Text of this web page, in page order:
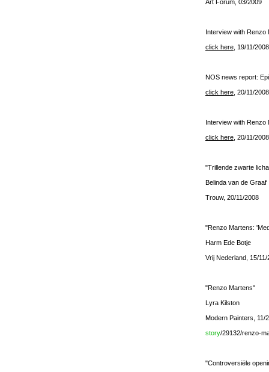
Art Forum, 03/2009
Interview with Renzo
click here , 19/11/2008
NOS news report:
click here , 20/11/2008
Interview with Renzo
click here , 20/11/2008
"Trillende zwarte
Belinda van de Graaf
Trouw, 20/11/2008
"Renzo Martens:
Harm Ede Botje
Vrij Nederland, 15/11/
"Renzo Martens"
Lyra Kilston
Modern Painters, 11/
story/29132/renzo-
"Controversiële